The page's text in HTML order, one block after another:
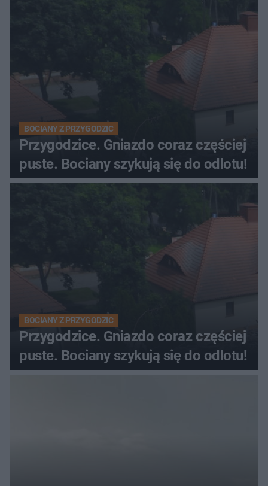
BOCIANY Z PRZYGODZIC
Przygodzice. Gniazdo coraz częściej
puste. Bociany szykują się do odlotu!
BOCIANY Z PRZYGODZIC
Przygodzice. Gniazdo coraz częściej
puste. Bociany szykują się do odlotu!